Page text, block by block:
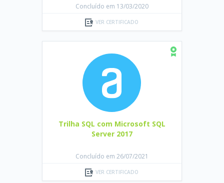
Concluído em 13/03/2020
VER CERTIFICADO
Trilha SQL com Microsoft SQL
Server 2017
Concluído em 26/07/2021
VER CERTIFICADO